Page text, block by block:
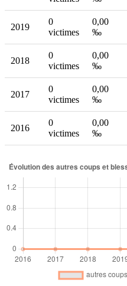
2019
0
victimes
0,00
‰
2018
0
victimes
0,00
‰
2017
0
victimes
0,00
‰
2016
0
victimes
0,00
‰